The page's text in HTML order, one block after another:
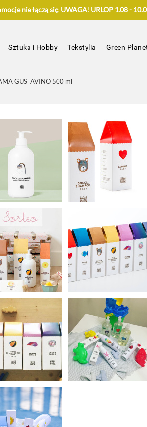
nie łączą się. UWAGA! URLOP 1.08 -
Sztuka i Hobby Tekstylia Green Planet
GUSTAVINO 500 ml